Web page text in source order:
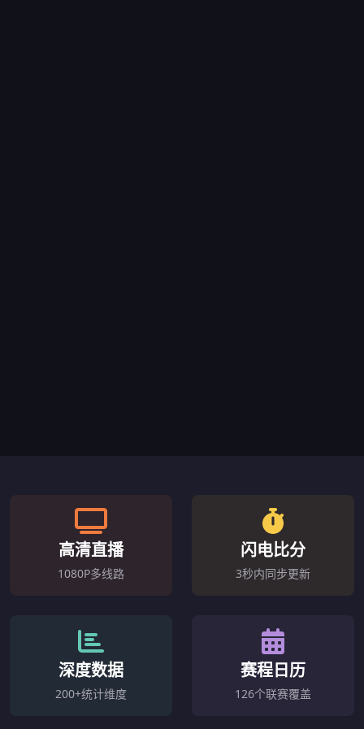
高清直播
1080P多线路
闪电比分
3秒内同步更新
深度数据
200+统计维度
赛程日历
126个联赛覆盖